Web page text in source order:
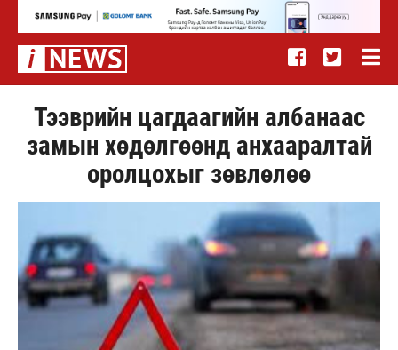
Тээврийн цагдаагийн албанаас
замын хөдөлгөөнд анхааралтай
оролцохыг зөвлөлөө